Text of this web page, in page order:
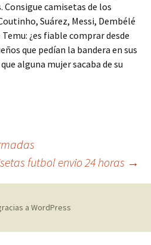
Consigue camisetas de los
Suárez, Messi, Dembélé
¿es fiable comprar desde
que pedían la bandera en sus
alguna mujer sacaba de su
futbol envio 24 horas →
a WordPress